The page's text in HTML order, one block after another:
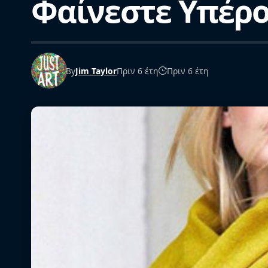
Φαίνεστε
ByJim TaylorΠριν 6 έτη Πριν 6 έτη